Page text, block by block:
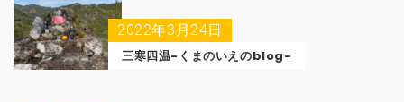
2022年3月24日
三寒四温-くまのいえのblog-